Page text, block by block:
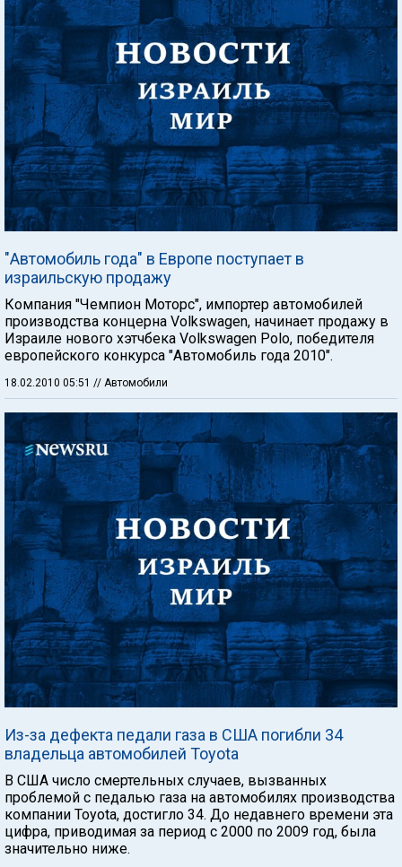
"Автомобиль года" в Европе поступает в
израильскую продажу
Компания "Чемпион Моторс", импортер автомобилей
производства концерна Volkswagen, начинает продажу в
Израиле нового хэтчбека Volkswagen Polo, победителя
европейского конкурса "Автомобиль года 2010".
18.02.2010 05:51 // Автомобили
Из-за дефекта педали газа в США погибли 34
владельца автомобилей Toyota
В США число смертельных случаев, вызванных
проблемой с педалью газа на автомобилях производства
компании Toyota, достигло 34. До недавнего времени эта
цифра, приводимая за период с 2000 по 2009 год, была
значительно ниже.